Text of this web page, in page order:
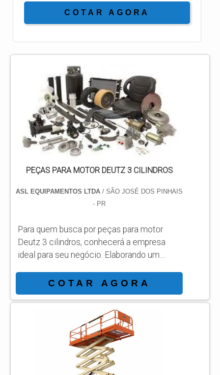
COTAR AGORA
PEÇAS PARA MOTOR DEUTZ 3 CILINDROS
ASL EQUIPAMENTOS LTDA/ SÃO JOSÉ DOS PINHAIS
- PR
Para quem busca por peças para motor
Deutz 3 cilindros, conhecerá a empresa
ideal para seu negócio. Elaborando um
organização do ramo e conhecendo a líder
da área de atuação. Quando a busca é por
peças para motor Deutz 3 cilindros, com a
melhor mão de obra da ASL Equipamentos
irá encontrar precisão com qualidade e
rapidez no atendimento. OUTRAS
INFORMAÇÕES SOBRE PEÇAS PARA
COTAR AGORA